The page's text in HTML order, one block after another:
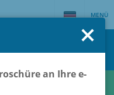
MENÜ
/ Spanien
an Ihre e-